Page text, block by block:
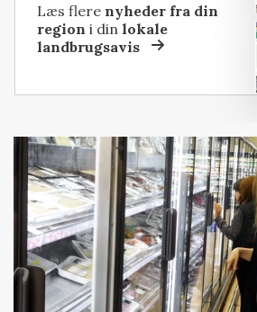
Læs flere nyheder fra din
region i dinlokale
landbrugsavis